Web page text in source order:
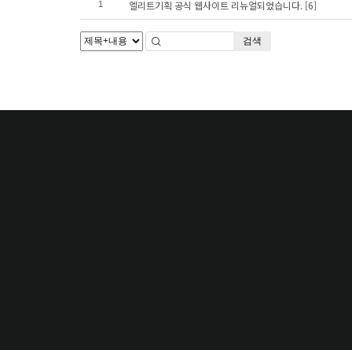
1 엘리트기획 공식 웹사이트 리뉴얼되었습니다. [6]
검색